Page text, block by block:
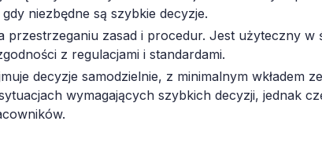
niezbędne są szybkie decyzje.
przestrzeganiu zasad i procedur. Jest użyteczny w
z regulacjami i standardami.
decyzje samodzielnie, z minimalnym wkładem
wymagających szybkich decyzji, jednak